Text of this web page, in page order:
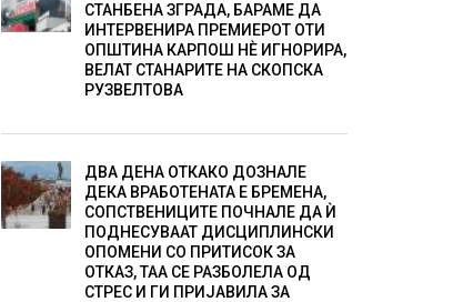
СТАНБЕНА ЗГРАДА, БАРАМЕ ДА
ИНТЕРВЕНИРА ПРЕМИЕРОТ ОТИ
ОПШТИНА КАРПОШ НÈ ИГНОРИРА,
ВЕЛАТ СТАНАРИТЕ НА СКОПСКА
РУЗВЕЛТОВА
ДВА ДЕНА ОТКАКО ДОЗНАЛЕ
ДЕКА ВРАБОТЕНАТА Е БРЕМЕНА,
СОПСТВЕНИЦИТЕ ПОЧНАЛЕ ДА Ѝ
ПОДНЕСУВААТ ДИСЦИПЛИНСКИ
ОПОМЕНИ СО ПРИТИСОК ЗА
ОТКАЗ, ТАА СЕ РАЗБОЛЕЛА ОД
СТРЕС И ГИ ПРИЈАВИЛА ЗА